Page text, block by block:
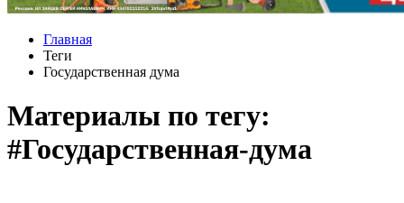
Главная
Теги
Государственная дума
Материалы по тегу:
#Государственная-дума